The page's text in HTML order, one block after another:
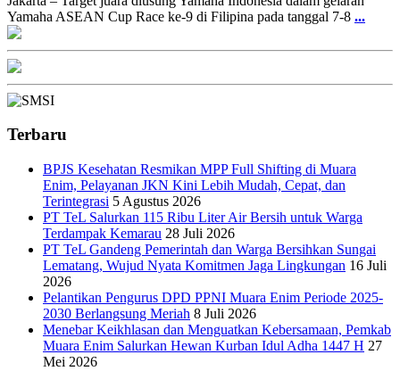
Yamaha ASEAN Cup Race ke-9 di Filipina pada tanggal 7-8 ...
Terbaru
BPJS Kesehatan Resmikan MPP Full Shifting di Muara
Enim, Pelayanan JKN Kini Lebih Mudah, Cepat, dan
Terintegrasi 5 Agustus 2026
PT TeL Salurkan 115 Ribu Liter Air Bersih untuk Warga
Terdampak Kemarau 28 Juli 2026
PT TeL Gandeng Pemerintah dan Warga Bersihkan Sungai
Lematang, Wujud Nyata Komitmen Jaga Lingkungan 16 Juli
2026
Pelantikan Pengurus DPD PPNI Muara Enim Periode 2025-
2030 Berlangsung Meriah 8 Juli 2026
Menebar Keikhlasan dan Menguatkan Kebersamaan, Pemkab
Muara Enim Salurkan Hewan Kurban Idul Adha 1447 H 27
Mei 2026